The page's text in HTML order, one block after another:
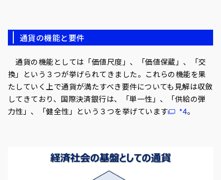
通貨の機能と要件
通貨の機能としては「価値尺度」、「価値保蔵」、「交
換」という３つが挙げられてきました。これらの機能を果
たしていく上で通貨が満たすべき要件についても見解は収斂
してきており、国際決済銀行は、「単一性」、「供給の弾
力性」、「健全性」という３つを挙げています
*4。